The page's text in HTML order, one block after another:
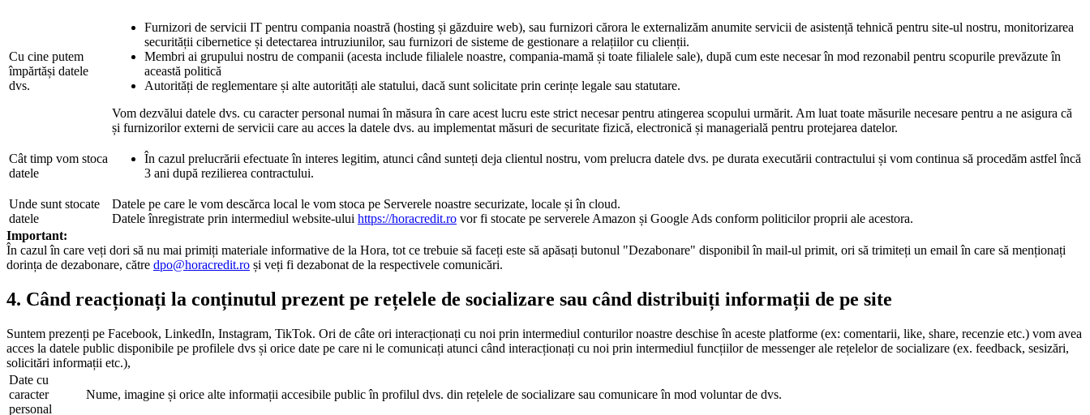
Cu cine putem
împărtăși datele
dvs.
Furnizori de servicii IT pentru compania noastră (hosting și găzduire web), sau furnizori cărora le externalizăm anumite servicii de asistență tehnică pentru site-ul nostru, monitorizarea
securității cibernetice și detectarea intruziunilor, sau furnizori de sisteme de gestionare a relațiilor cu clienții.
Membri ai grupului nostru de companii (acesta include filialele noastre, compania-mamă și toate filialele sale), după cum este necesar în mod rezonabil pentru scopurile prevăzute în
această politică
Autorități de reglementare și alte autorități ale statului, dacă sunt solicitate prin cerințe legale sau statutare.
Vom dezvălui datele dvs. cu caracter personal numai în măsura în care acest lucru este strict necesar pentru atingerea scopului urmărit. Am luat toate măsurile necesare pentru a ne asigura că
și furnizorilor externi de servicii care au acces la datele dvs. au implementat măsuri de securitate fizică, electronică și managerială pentru protejarea datelor.
Cât timp vom stoca
datele
În cazul prelucrării efectuate în interes legitim, atunci când sunteți deja clientul nostru, vom prelucra datele dvs. pe durata executării contractului și vom continua să procedăm astfel încă
3 ani după rezilierea contractului.
Unde sunt stocate
datele
Datele pe care le vom descărca local le vom stoca pe Serverele noastre securizate, locale și în cloud.
Datele înregistrate prin intermediul website-ului https://horacredit.ro vor fi stocate pe serverele Amazon și Google Ads conform politicilor proprii ale acestora.
Important:
În cazul în care veți dori să nu mai primiți materiale informative de la Hora, tot ce trebuie să faceți este să apăsați butonul "Dezabonare" disponibil în mail-ul primit, ori să trimiteți un email în care să menționați
dorința de dezabonare, către dpo@horacredit.ro și veți fi dezabonat de la respectivele comunicări.
4. Când reacționați la conținutul prezent pe rețelele de socializare sau când distribuiți informații de pe site
Suntem prezenți pe Facebook, LinkedIn, Instagram, TikTok. Ori de câte ori interacționați cu noi prin intermediul conturilor noastre deschise în aceste platforme (ex: comentarii, like, share, recenzie etc.) vom avea
acces la datele public disponibile pe profilele dvs și orice date pe care ni le comunicați atunci când interacționați cu noi prin intermediul funcțiilor de messenger ale rețelelor de socializare (ex. feedback, sesizări,
solicitări informații etc.),
Date cu
caracter
personal
Nume, imagine și orice alte informații accesibile public în profilul dvs. din rețelele de socializare sau comunicare în mod voluntar de dvs.